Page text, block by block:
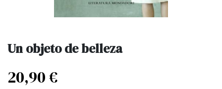
Un objeto de belleza
20,90€